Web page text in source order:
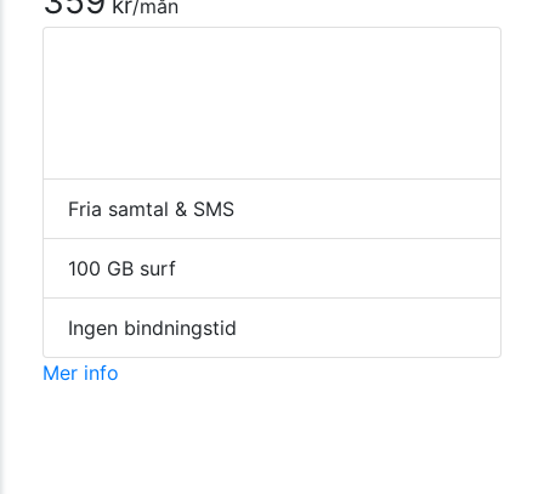
kr/mån
Fria samtal & SMS
100 GB surf
Ingen bindningstid
Mer info